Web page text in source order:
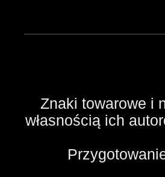
Znaki towarowe i
własnością ich